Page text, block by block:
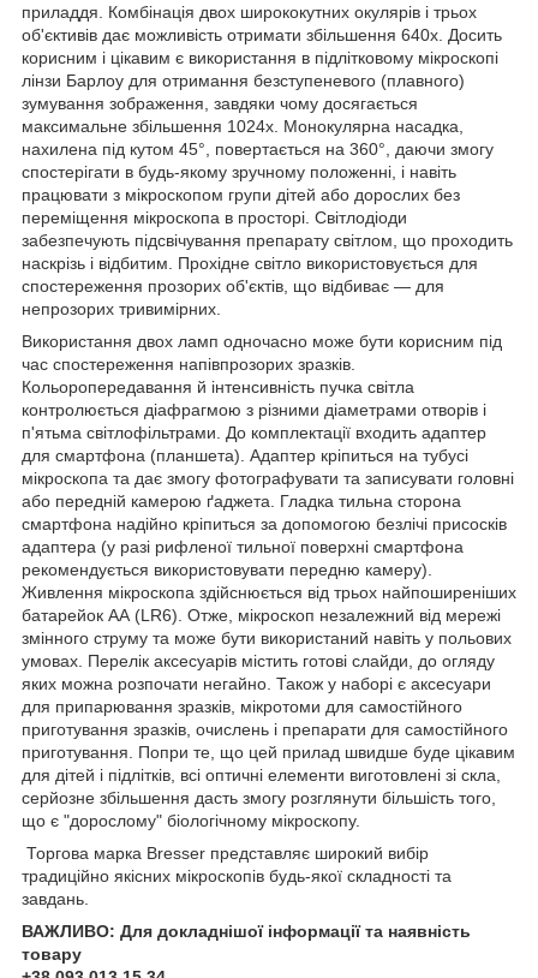
приладдя. Комбінація двох ширококутних окулярів і трьох
об'єктивів дає можливість отримати збільшення 640х. Досить
корисним і цікавим є використання в підлітковому мікроскопі
лінзи Барлоу для отримання безступеневого (плавного)
зумування зображення, завдяки чому досягається
максимальне збільшення 1024х. Монокулярна насадка,
нахилена під кутом 45°, повертається на 360°, даючи змогу
спостерігати в будь-якому зручному положенні, і навіть
працювати з мікроскопом групи дітей або дорослих без
переміщення мікроскопа в просторі. Світлодіоди
забезпечують підсвічування препарату світлом, що проходить
наскрізь і відбитим. Прохідне світло використовується для
спостереження прозорих об'єктів, що відбиває — для
непрозорих тривимірних.
Використання двох ламп одночасно може бути корисним під
час спостереження напівпрозорих зразків.
Кольоропередавання й інтенсивність пучка світла
контролюється діафрагмою з різними діаметрами отворів і
п'ятьма світлофільтрами. До комплектації входить адаптер
для смартфона (планшета). Адаптер кріпиться на тубусі
мікроскопа та дає змогу фотографувати та записувати головні
або передній камерою ґаджета. Гладка тильна сторона
смартфона надійно кріпиться за допомогою безлічі присосків
адаптера (у разі рифленої тильної поверхні смартфона
рекомендується використовувати передню камеру).
Живлення мікроскопа здійснюється від трьох найпоширеніших
батарейок АА (LR6). Отже, мікроскоп незалежний від мережі
змінного струму та може бути використаний навіть у польових
умовах. Перелік аксесуарів містить готові слайди, до огляду
яких можна розпочати негайно. Також у наборі є аксесуари
для припарювання зразків, мікротоми для самостійного
приготування зразків, очислень і препарати для самостійного
приготування. Попри те, що цей прилад швидше буде цікавим
для дітей і підлітків, всі оптичні елементи виготовлені зі скла,
серйозне збільшення дасть змогу розглянути більшість того,
що є "дорослому" біологічному мікроскопу.
Торгова марка Bresser представляє широкий вибір
традиційно якісних мікроскопів будь-якої складності та
завдань.
ВАЖЛИВО: Для докладнішої інформації та наявність
товару